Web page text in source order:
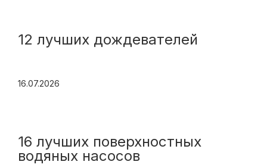
12 лучших дождевателей
16.07.2026
16 лучших поверхностных
водяных насосов